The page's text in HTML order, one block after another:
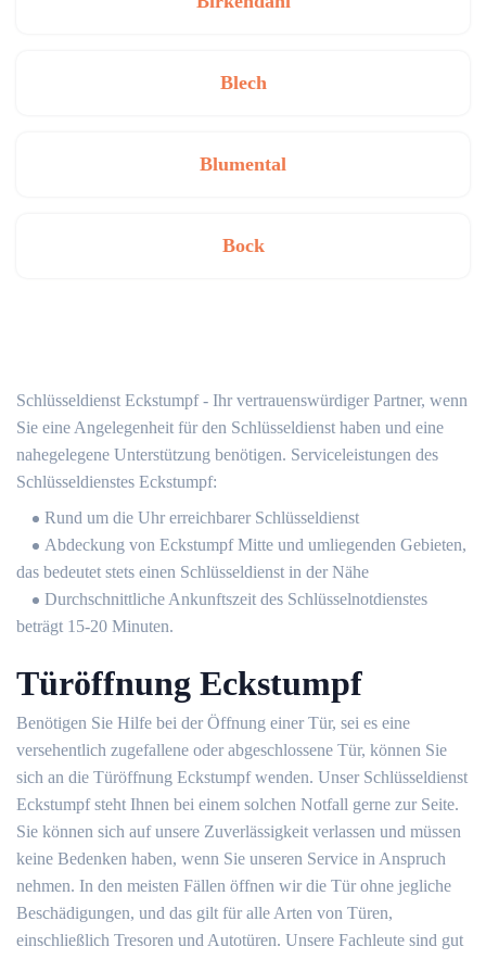
Blech
Blumental
Bock
Schlüsseldienst Eckstumpf - Ihr vertrauenswürdiger Partner, wenn
Sie eine Angelegenheit für den Schlüsseldienst haben und eine
nahegelegene Unterstützung benötigen. Serviceleistungen des
Schlüsseldienstes Eckstumpf:
Rund um die Uhr erreichbarer Schlüsseldienst
Abdeckung von Eckstumpf Mitte und umliegenden Gebieten,
das bedeutet stets einen Schlüsseldienst in der Nähe
Durchschnittliche Ankunftszeit des Schlüsselnotdienstes
beträgt 15-20 Minuten.
Türöffnung Eckstumpf
Benötigen Sie Hilfe bei der Öffnung einer Tür, sei es eine
versehentlich zugefallene oder abgeschlossene Tür, können Sie
sich an die Türöffnung Eckstumpf wenden. Unser Schlüsseldienst
Eckstumpf steht Ihnen bei einem solchen Notfall gerne zur Seite.
Sie können sich auf unsere Zuverlässigkeit verlassen und müssen
keine Bedenken haben, wenn Sie unseren Service in Anspruch
nehmen. In den meisten Fällen öffnen wir die Tür ohne jegliche
Beschädigungen, und das gilt für alle Arten von Türen,
einschließlich Tresoren und Autotüren. Unsere Fachleute sind gut